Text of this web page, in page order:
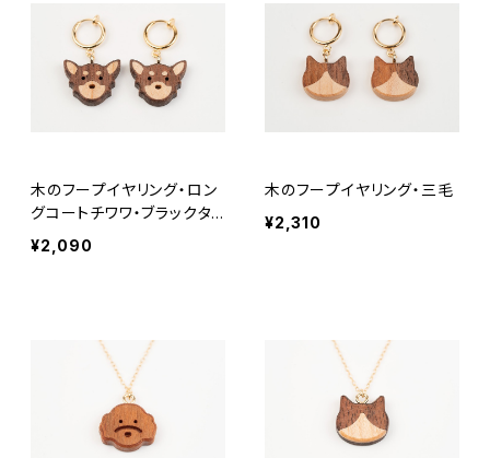
木のフープイヤリング・ロン
グコートチワワ・ブラックタ
ン
¥2,090
木のフープイヤリング・三毛
¥2,310